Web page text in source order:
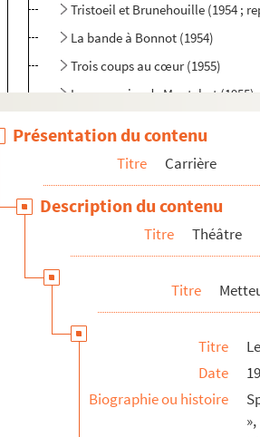
Tristoeil et Brunehouille (1954 ;
La bande à Bonnot (1954)
Trois coups au cœur (1955)
Les assassins de Montchat (1955)
Angélique Angela (1956)
Ne faites pas l’enfant (1957)
Esther (1957)
L’amour en papier (1957 ; reprise)
Don Cézar de Bazan (1957)
Les carabiniers (1958 ; reprise)
Présentation du contenu
Titre Carrière
Description du contenu
Titre Théâtre
Titre
Titre
Date
Biographie ou histoire